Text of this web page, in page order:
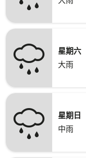
星期六
大雨
星期日
中雨